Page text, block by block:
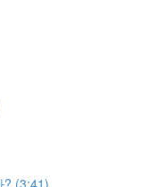
? (3:41)